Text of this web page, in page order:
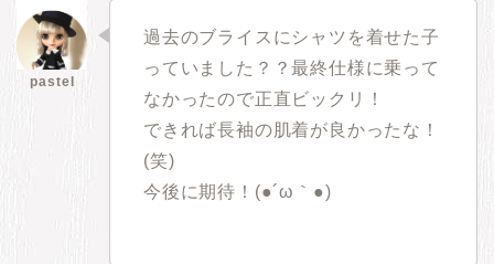
過去のブライスにシャツを着せた子
っていました？？最終仕様に乗って
なかったので正直ビックリ！
できれば長袖の肌着が良かったな！
(笑)
今後に期待！(●´ω｀●)